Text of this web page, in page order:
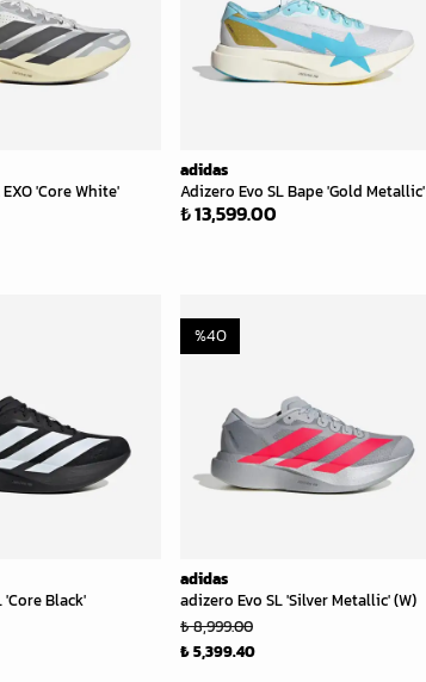
'Core White'
adidas
Adizero Evo SL Bape 'Gold Metallic'
₺ 13,599.00
'Core Black'
adidas
adizero Evo SL 'Silver Metallic' (W)
%40
₺ 8,999.00
₺ 5,399.40